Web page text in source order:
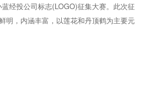
经投公司标志(LOGO)征集大赛。此次征
明，内涵丰富，以莲花和丹顶鹤为主要元